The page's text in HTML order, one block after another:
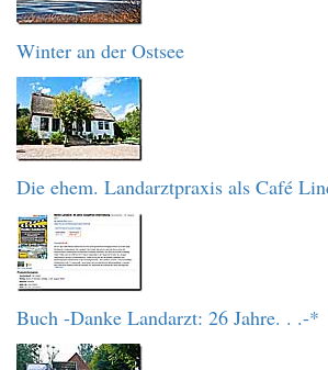
Winter an der Ostsee
Die ehem. Landarztpraxis als Café
Buch -Danke Landarzt: 26 Jahre. . .-*